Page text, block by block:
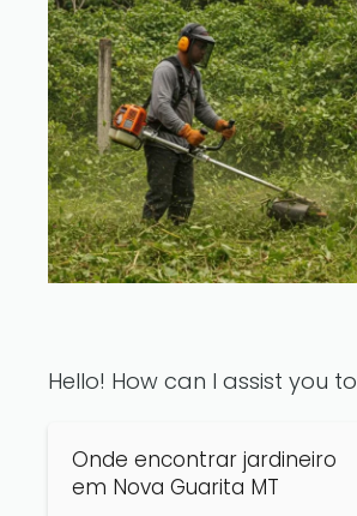
Hello! How can I assist you
Onde encontrar jardineiro
em Nova Guarita MT